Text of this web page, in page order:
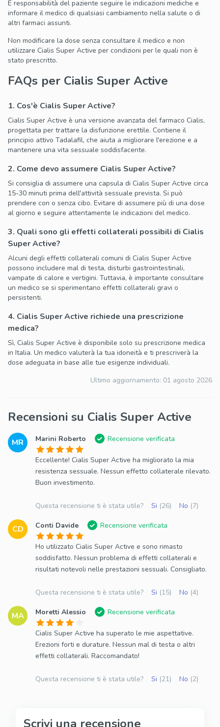
È responsabilità del paziente seguire le indicazioni mediche e
informare il medico di qualsiasi cambiamento nella salute o di
altri farmaci assunti.
Non modificare la dose senza consultare il medico e non
utilizzare Cialis Super Active per condizioni per le quali non è
stato prescritto.
FAQs per Cialis Super Active
1. Cos'è Cialis Super Active?
Cialis Super Active è una versione avanzata del farmaco Cialis,
progettata per trattare la disfunzione erettile. Contiene il
principio attivo Tadalafil, che aiuta a migliorare l'erezione e a
mantenere una vita sessuale soddisfacente.
2. Come devo assumere Cialis Super Active?
Si consiglia di assumere una capsula di Cialis Super Active circa
15-30 minuti prima dell'attività sessuale prevista. Si può
prendere con o senza cibo. Evitare di assumere più di una dose
al giorno e seguire attentamente le indicazioni del medico.
3. Quali sono gli effetti collaterali possibili di Cialis
Super Active?
Alcuni degli effetti collaterali comuni di Cialis Super Active
possono includere mal di testa, disturbi gastrointestinali,
vampate di calore e vertigini. Tuttavia, è importante consultare
un medico se si sperimentano effetti collaterali gravi o
persistenti.
4. Cialis Super Active richiede una prescrizione
medica?
Sì, Cialis Super Active è disponibile solo su prescrizione medica
in Italia. Un medico valuterà la tua idoneità e ti prescriverà la
dose adeguata in base alle tue esigenze individuali.
Ultimo aggiornamento: 01 agosto 2026
Recensioni su Cialis Super Active
MR Marini Roberto Recensione verificata
Eccellente! Cialis Super Active ha migliorato la mia
resistenza sessuale. Nessun effetto collaterale rilevato.
Buon investimento.
Questa recensione ti è stata utile? Si (26) No (7)
CD Conti Davide Recensione verificata
Ho utilizzato Cialis Super Active e sono rimasto
soddisfatto. Nessun problema di effetti collaterali e
risultati notevoli nelle prestazioni sessuali. Consigliato.
Questa recensione ti è stata utile? Si (15) No (4)
MA Moretti Alessio Recensione verificata
Cialis Super Active ha superato le mie aspettative.
Erezioni forti e durature. Nessun mal di testa o altri
effetti collaterali. Raccomandato!
Questa recensione ti è stata utile? Si (21) No (2)
Scrivi una recensione